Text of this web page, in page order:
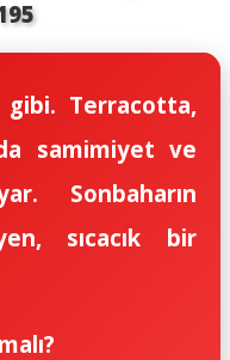
Terracotta,
samimiyet ve
Sonbaharın
sıcacık bir